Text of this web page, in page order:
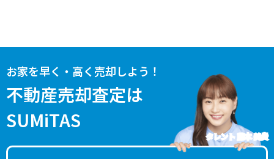
3,100万円 志木 14分 70.00㎡ 2023年第２四半期
3,800 万円 柳瀬川 120万円 2022年第４四半期
5,700 志木 11分 200.00㎡ 94万円 2022年第3四半期
お家を早く・高く売却しよう！
不動産売却査定は
SUMiTAS
タレント 藤本 美貴